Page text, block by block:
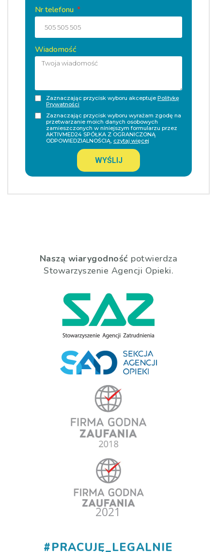
Nr telefonu
Wiadomość
Zaznaczając przycisk wyboru akceptuje Politykę
Prywatności
Zaznaczając przycisk wyboru wyrażam zgodę na
przetwarzanie moich danych osobowych
zamieszczonych w niniejszym formularzu przez
AKTIVMED24 SPÓŁKA Z OGRANICZONĄ
ODPOWIEDZIALNOŚCIĄ, czytaj więcej
WYŚLIJ
Naszą wiarygodność potwierdza
Stowarzyszenie Agencji Opieki.
#PRACUJĘ_LEGALNIE